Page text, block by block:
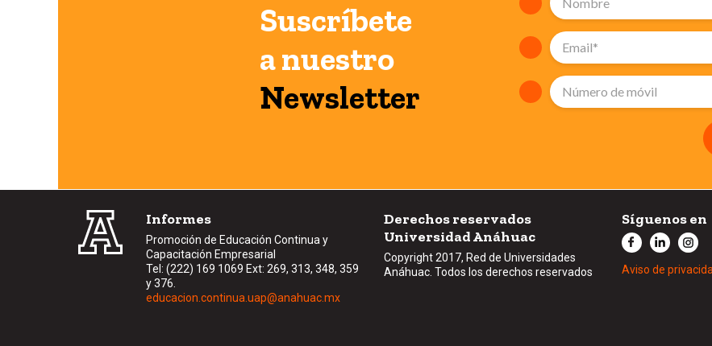
Suscríbete
a nuestro
Newsletter
Informes
Promoción de Educación Continua y
Capacitación Empresarial
Tel: (222) 169 1069 Ext: 269, 313, 348, 359
y 376.
educacion.continua.uap@anahuac.mx
Derechos reservados
Universidad Anáhuac
Copyright 2017, Red de Universidades
Anáhuac. Todos los derechos reservados
Síguenos en
Aviso de